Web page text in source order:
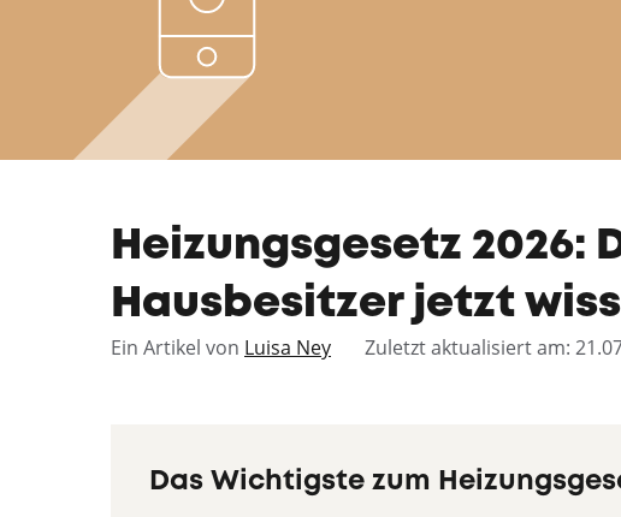
Heizungsgesetz 2026:
Hausbesitzer jetzt
Ein Artikel von Luisa Ney Zuletzt aktualisiert am:
Das Wichtigste zum